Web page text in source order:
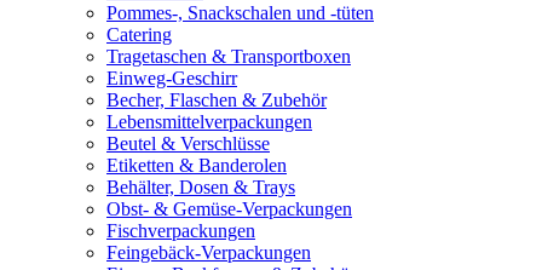
Pommes-, Snackschalen und -tüten
Catering
Tragetaschen & Transportboxen
Einweg-Geschirr
Becher, Flaschen & Zubehör
Lebensmittelverpackungen
Beutel & Verschlüsse
Etiketten & Banderolen
Behälter, Dosen & Trays
Obst- & Gemüse-Verpackungen
Fischverpackungen
Feingebäck-Verpackungen